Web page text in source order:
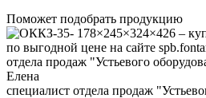
Поможет подобрать продукцию
Елена
специалист отдела продаж